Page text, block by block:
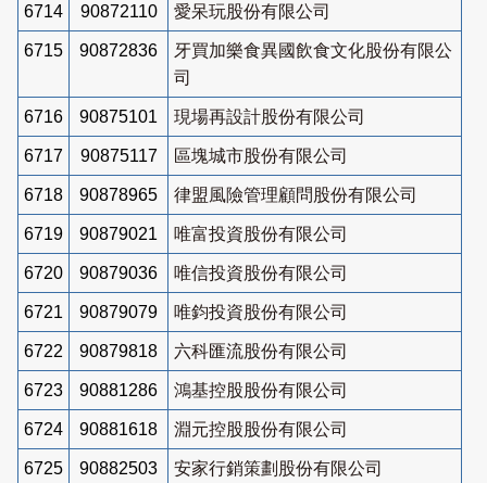
6714 90872110 愛呆玩股份有限公司
6715 90872836
牙買加樂食異國飲食文化股份有限公
司
6716 90875101 現場再設計股份有限公司
6717 90875117 區塊城市股份有限公司
6718 90878965 律盟風險管理顧問股份有限公司
6719 90879021 唯富投資股份有限公司
6720 90879036 唯信投資股份有限公司
6721 90879079 唯鈞投資股份有限公司
6722 90879818 六科匯流股份有限公司
6723 90881286 鴻基控股股份有限公司
6724 90881618 淵元控股股份有限公司
6725 90882503 安家行銷策劃股份有限公司